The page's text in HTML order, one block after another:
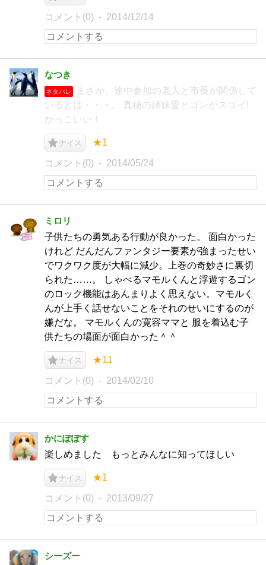
コメント(0) 2014/12/14
なつき
ネタバレ
まさか、途中参加の老人と市長が関係して
いるとは・・・。 真穂の姉妹愛とゴンがスゴイ!
かっこいい！
ナイス ★1
コメント(0) 2014/05/24
ミロリ
子供たちの勇気ある行動が良かった。 面白かった
けれど だんだんファンタジー要素が強まったせい
でワクワク度が大幅に減少。上巻の奇妙さに裏切
られた……。 しゃべるマモルくんと浮遊するゴン
のロック機能はあんまりよく思えない。マモルく
んが上手く話せないことをそれのせいにするのが
嫌だな。 マモルくんの寛容ママと 服を着込む子
供たちの場面が面白かった＾＾
ナイス ★11
コメント(0) 2014/02/10
かにぽぽす
楽しめました もっとみんなに知ってほしい
ナイス ★1
コメント(0) 2013/09/27
シーズー